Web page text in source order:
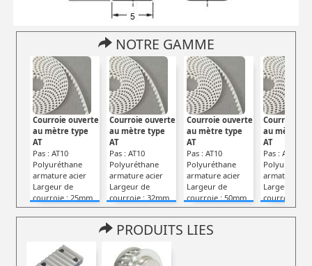
NOTRE GAMME
Courroie ouverte
au mètre type
AT
Pas : AT10
Polyuréthane
armature acier
Largeur de
courroie : 25mm
Type : AT
Courroie ouverte
au mètre type
AT
Pas : AT10
Polyuréthane
armature acier
Largeur de
courroie : 32mm
Type : AT
Courroie ouverte
au mètre type
AT
Pas : AT10
Polyuréthane
armature acier
Largeur de
courroie : 50mm
Type : AT
Courroie
au mètre
AT
Pas : AT5
armature
Largeur de
courroie :
Type : AT
PRODUITS LIES